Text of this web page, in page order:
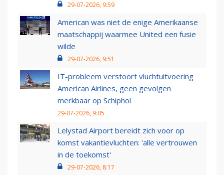
29-07-2026, 9:59
American was niet de enige Amerikaanse
maatschappij waarmee United een fusie
wilde
29-07-2026, 9:51
IT-probleem verstoort vluchtuitvoering
American Airlines, geen gevolgen
merkbaar op Schiphol
29-07-2026, 9:05
Lelystad Airport bereidt zich voor op
komst vakantievluchten: 'alle vertrouwen
in de toekomst'
29-07-2026, 8:17